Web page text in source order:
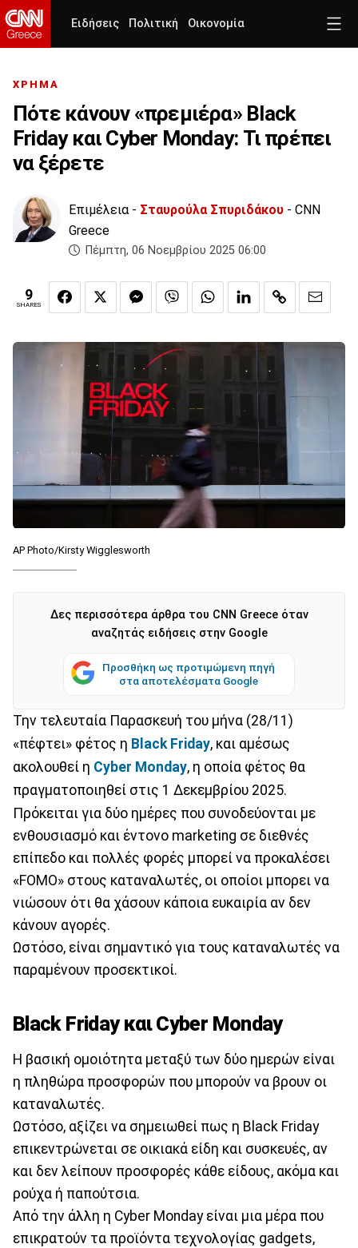
Ειδήσεις Πολιτική Οικονομία
ΧΡΗΜΑ
Πότε κάνουν «πρεμιέρα» Black
Friday και Cyber Monday: Τι πρέπει
να ξέρετε
Επιμέλεια - Σταυρούλα Σπυριδάκου - CNN
Greece
Πέμπτη, 06 Νοεμβρίου 2025 06:00
9
SHARES
AP Photo/Kirsty Wigglesworth
Δες περισσότερα άρθρα του CNN Greece όταν
αναζητάς ειδήσεις στην Google
Προσθήκη ως προτιμώμενη πηγή
στα αποτελέσματα Google
Την τελευταία Παρασκευή του μήνα (28/11)
«πέφτει» φέτος η Black Friday, και αμέσως
ακολουθεί η Cyber Monday, η οποία φέτος θα
πραγματοποιηθεί στις 1 Δεκεμβρίου 2025.
Πρόκειται για δύο ημέρες που συνοδεύονται με
ενθουσιασμό και έντονο marketing σε διεθνές
επίπεδο και πολλές φορές μπορεί να προκαλέσει
«FOMO» στους καταναλωτές, οι οποίοι μπορει να
νιώσουν ότι θα χάσουν κάποια ευκαιρία αν δεν
κάνουν αγορές.
Ωστόσο, είναι σημαντικό για τους καταναλωτές να
παραμένουν προσεκτικοί.
Black Friday και Cyber Monday
Η βασική ομοιότητα μεταξύ των δύο ημερών είναι
η πληθώρα προσφορών που μπορούν να βρουν οι
καταναλωτές.
Ωστόσο, αξίζει να σημειωθεί πως η Black Friday
επικεντρώνεται σε οικιακά είδη και συσκευές, αν
και δεν λείπουν προσφορές κάθε είδους, ακόμα και
ρούχα ή παπούτσια.
Από την άλλη η Cyber Monday είναι μια μέρα που
επικρατούν τα προϊόντα τεχνολογίας gadgets,